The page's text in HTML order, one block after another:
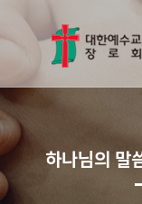
하나님의 말